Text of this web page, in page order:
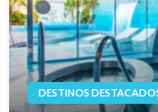
DESTINOS